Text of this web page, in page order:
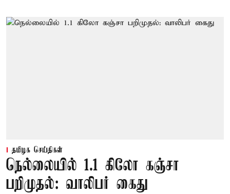
தமிழக செய்திகள்
நெல்லையில் 1.1 கிலோ கஞ்சா
பறிமுதல்: வாலிபர் கைது